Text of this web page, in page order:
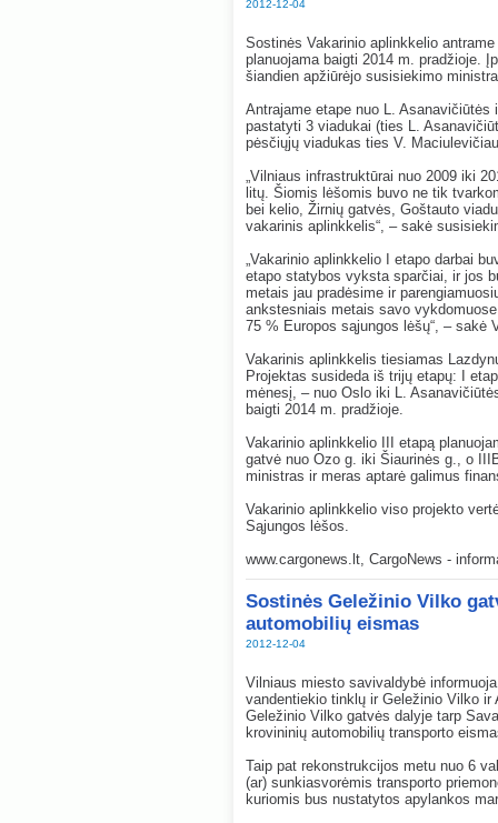
2012-12-04
Sostinės Vakarinio aplinkkelio
planuojama baigti 2014 m. pradžioje.
šiandien apžiūrėjo susisiekimo
Antrajame etape nuo L.
pastatyti 3 viadukai (ties L.
pėsčiųjų viadukas ties V.
„Vilniaus infrastruktūrai nuo 2009 iki
litų. Šiomis lėšomis buvo ne tik
bei kelio, Žirnių gatvės, Goštauto
vakarinis aplinkkelis“, – sakė
„Vakarinio aplinkkelio I etapo darbai
etapo statybos vyksta sparčiai, ir jos
metais jau pradėsime ir
ankstesniais metais savo
75 % Europos sąjungos lėšų“, – sakė
Vakarinis aplinkkelis tiesiamas
Projektas susideda iš trijų etapų: I
mėnesį, – nuo Oslo iki L.
baigti 2014 m. pradžioje.
Vakarinio aplinkkelio III etapą
gatvė nuo Ozo g. iki Šiaurinės g., o
ministras ir meras aptarė galimus
Vakarinio aplinkkelio viso projekto
Sąjungos lėšos.
www.cargonews.lt, CargoNews -
Sostinės Geležinio Vilko
automobilių eismas
2012-12-04
Vilniaus miesto savivaldybė
vandentiekio tinklų ir Geležinio Vilko
Geležinio Vilko gatvės dalyje tarp
krovininių automobilių transporto
Taip pat rekonstrukcijos metu nuo 6
(ar) sunkiasvorėmis transporto
kuriomis bus nustatytos apylankos